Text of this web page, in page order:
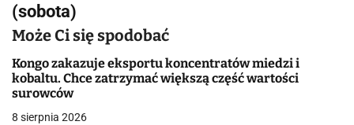
a
c
j
a
(sobota)
Może Ci się spodobać
Kongo zakazuje eksportu koncentratów miedzi i
kobaltu. Chce zatrzymać większą część wartości
surowców
8 sierpnia 2026